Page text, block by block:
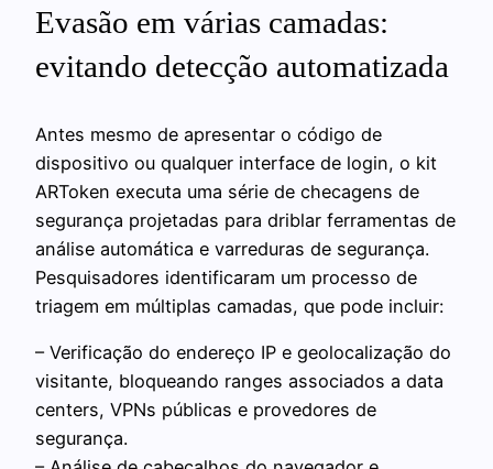
Evasão em várias camadas:
evitando detecção automatizada
Antes mesmo de apresentar o código de
dispositivo ou qualquer interface de login, o kit
ARToken executa uma série de checagens de
segurança projetadas para driblar ferramentas de
análise automática e varreduras de segurança.
Pesquisadores identificaram um processo de
triagem em múltiplas camadas, que pode incluir:
– Verificação do endereço IP e geolocalização do
visitante, bloqueando ranges associados a data
centers, VPNs públicas e provedores de
segurança.